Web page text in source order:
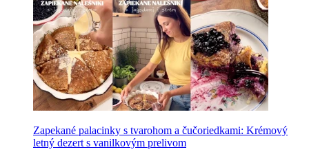
Zapekané palacinky s tvarohom a čučoriedkami: Krémový
letný dezert s vanilkovým prelivom